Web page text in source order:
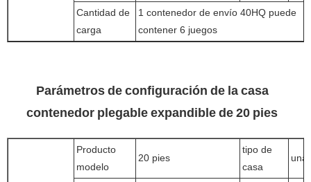
Cantidad de
carga
1 contenedor de envío 40HQ puede
contener 6 juegos
Parámetros de configuración de la casa
contenedor plegable expandible de 20 pies
Producto
modelo
20 pies
tipo de
casa
una